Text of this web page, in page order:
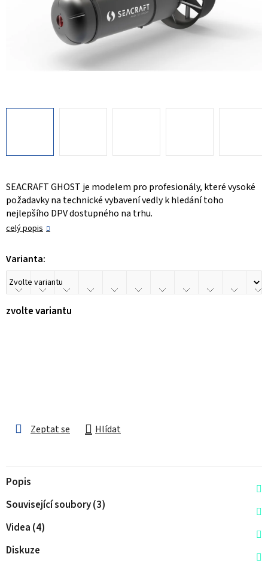
SEACRAFT GHOST je modelem pro profesionály, které vysoké
požadavky na technické vybavení vedly k hledání toho
nejlepšího DPV dostupného na trhu.
celý popis
Varianta:
zvolte variantu
Zeptat se Hlídat
Popis
Související soubory (3)
Videa (4)
Diskuze